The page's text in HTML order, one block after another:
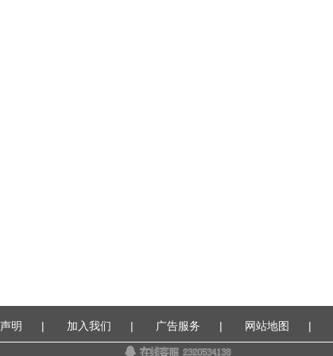
明 | 加入我们 | 广告服务 | 网站地图 |